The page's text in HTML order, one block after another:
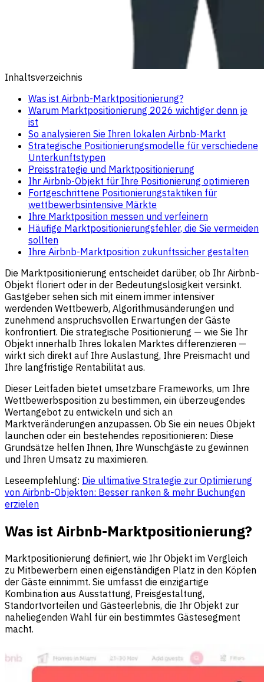
Inhaltsverzeichnis
Was ist Airbnb-Marktpositionierung?
Warum Marktpositionierung 2026 wichtiger denn je
ist
So analysieren Sie Ihren lokalen Airbnb-Markt
Strategische Positionierungsmodelle für verschiedene
Unterkunftstypen
Preisstrategie und Marktpositionierung
Ihr Airbnb-Objekt für Ihre Positionierung optimieren
Fortgeschrittene Positionierungstaktiken für
wettbewerbsintensive Märkte
Ihre Marktposition messen und verfeinern
Häufige Marktpositionierungsfehler, die Sie vermeiden
sollten
Ihre Airbnb-Marktposition zukunftssicher gestalten
Die Marktpositionierung entscheidet darüber, ob Ihr Airbnb-
Objekt floriert oder in der Bedeutungslosigkeit versinkt.
Gastgeber sehen sich mit einem immer intensiver
werdenden Wettbewerb, Algorithmusänderungen und
zunehmend anspruchsvollen Erwartungen der Gäste
konfrontiert. Die strategische Positionierung — wie Sie Ihr
Objekt innerhalb Ihres lokalen Marktes differenzieren —
wirkt sich direkt auf Ihre Auslastung, Ihre Preismacht und
Ihre langfristige Rentabilität aus.
Dieser Leitfaden bietet umsetzbare Frameworks, um Ihre
Wettbewerbsposition zu bestimmen, ein überzeugendes
Wertangebot zu entwickeln und sich an
Marktveränderungen anzupassen. Ob Sie ein neues Objekt
launchen oder ein bestehendes repositionieren: Diese
Grundsätze helfen Ihnen, Ihre Wunschgäste zu gewinnen
und Ihren Umsatz zu maximieren.
Leseempfehlung: Die ultimative Strategie zur Optimierung
von Airbnb-Objekten: Besser ranken & mehr Buchungen
erzielen
Was ist Airbnb-Marktpositionierung?
Marktpositionierung definiert, wie Ihr Objekt im Vergleich
zu Mitbewerbern einen eigenständigen Platz in den Köpfen
der Gäste einnimmt. Sie umfasst die einzigartige
Kombination aus Ausstattung, Preisgestaltung,
Standortvorteilen und Gästeerlebnis, die Ihr Objekt zur
naheliegenden Wahl für ein bestimmtes Gästesegment
macht.